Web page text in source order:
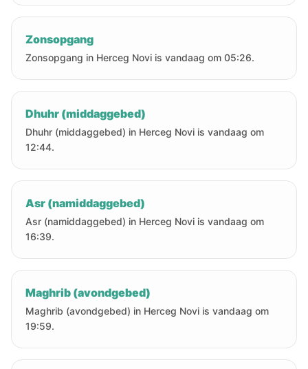
Zonsopgang
Zonsopgang in Herceg Novi is vandaag om 05:26.
Dhuhr (middaggebed)
Dhuhr (middaggebed) in Herceg Novi is vandaag om
12:44.
Asr (namiddaggebed)
Asr (namiddaggebed) in Herceg Novi is vandaag om
16:39.
Maghrib (avondgebed)
Maghrib (avondgebed) in Herceg Novi is vandaag om
19:59.